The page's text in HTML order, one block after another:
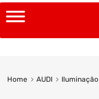
Home AUDI Iluminação